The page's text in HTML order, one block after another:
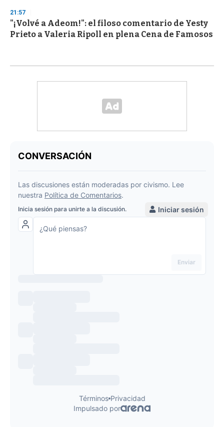
21:57
"¡Volvé a Adeom!": el filoso comentario de Yesty
Prieto a Valeria Ripoll en plena Cena de Famosos